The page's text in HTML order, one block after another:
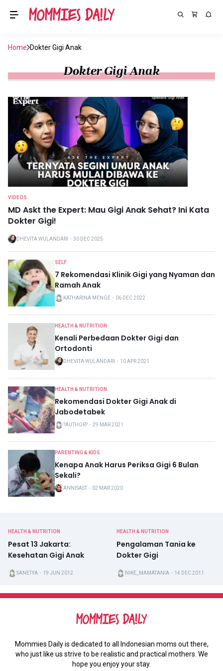
Home Dokter Gigi Anak
Dokter Gigi Anak
VIDEOS
MD Askt the Expert: Mau Gigi Anak Sehat? Ini Kata
Dokter Gigi!
DHEVITA WULANDARI ・ 30 DEC 2025
SELF
7 Rekomendasi Klinik Gigi yang Nyaman dan
Ramah Anak
KATHARINA MENGE ・ 06 DEC 2022
HEALTH & NUTRITION
Kenali Perbedaan Dokter Gigi dan
Ortodonti
DHEVITA WULANDARI ・ 10 APR 2021
HEALTH & NUTRITION
Rekomendasi Dokter Gigi Anak di
Jabodetabek
?AUTHOR? ・ 29 MAR 2021
PARENTING & KIDS
Kenapa Anak Harus Periksa Gigi 6 Bulan
Sekali?
ANNISAST ・ 02 MAR 2020
HEALTH & NUTRITION
Pesat 13 Jakarta:
Kesehatan Gigi Anak
SANETYA ・ 19 JUN 2012
HEALTH & NUTRITION
Pengalaman Tania ke
Dokter Gigi
NIKE_MAMATANIA ・ 14 DEC 2011
Mommies Daily is dedicated to all Indonesian moms out there,
who just like us strive to be realistic and practical mothers. We
hope you enjoy your stay.